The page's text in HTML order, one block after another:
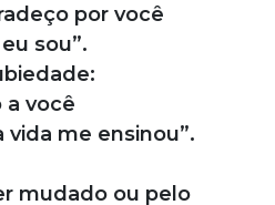
por você
sou”.
a você
me ensinou”.
mudado ou pelo